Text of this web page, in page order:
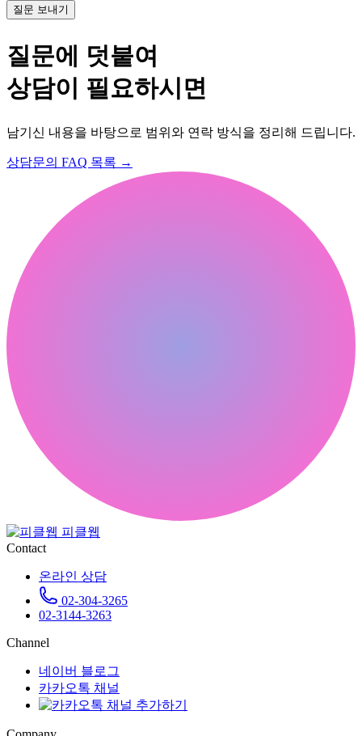
질문 보내기
질문에 덧붙여
상담이 필요하시면
남기신 내용을 바탕으로 범위와 연락 방식을 정리해 드립니다.
상담문의 FAQ 목록 →
피클웹
Contact
온라인 상담
02-304-3265
02-3144-3263
Channel
네이버 블로그
카카오톡 채널